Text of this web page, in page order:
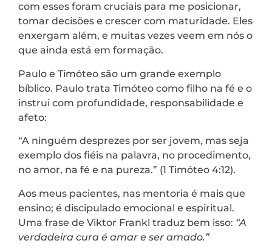
com esses foram cruciais para me posicionar,
tomar decisões e crescer com maturidade. Eles
enxergam além, e muitas vezes veem em nós o
que ainda está em formação.
Paulo e Timóteo são um grande exemplo
bíblico. Paulo trata Timóteo como filho na fé e o
instrui com profundidade, responsabilidade e
afeto:
“A ninguém desprezes por ser jovem, mas seja
exemplo dos fiéis na palavra, no procedimento,
no amor, na fé e na pureza.” (1 Timóteo 4:12).
Aos meus pacientes, nas mentoria é mais que
ensino; é discipulado emocional e espiritual.
Uma frase de Viktor Frankl traduz bem isso: “A
verdadeira cura é amar e ser amado.”